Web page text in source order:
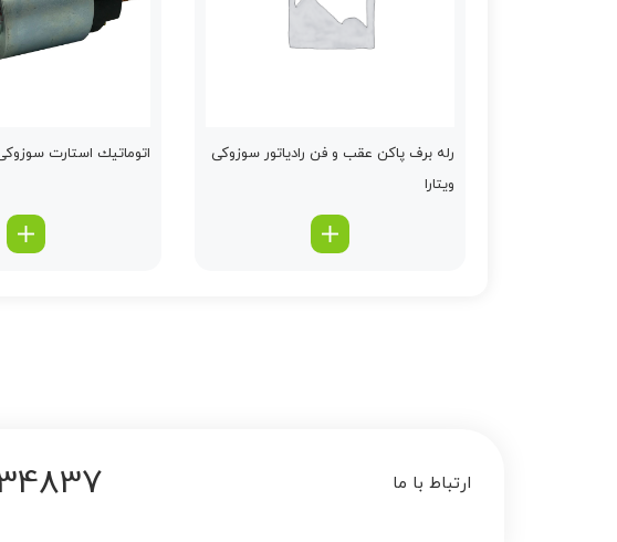
رله برف پاكن عقب و فن رادیاتور سوزوکی
ویتارا
اتوماتیك استارت سوزوکی
ارتباط با ما